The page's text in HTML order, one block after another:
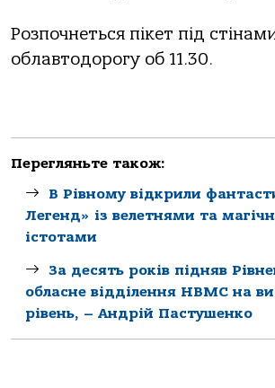
Розпочнеться пікет під
облавтодорогу об 11.30.
Перегляньте також:
В Рівному відкрили
Легенд» із велетнями та
істотами
За десять років підняв
обласне відділення НВМС на
рівень, – Андрій Пастушенко